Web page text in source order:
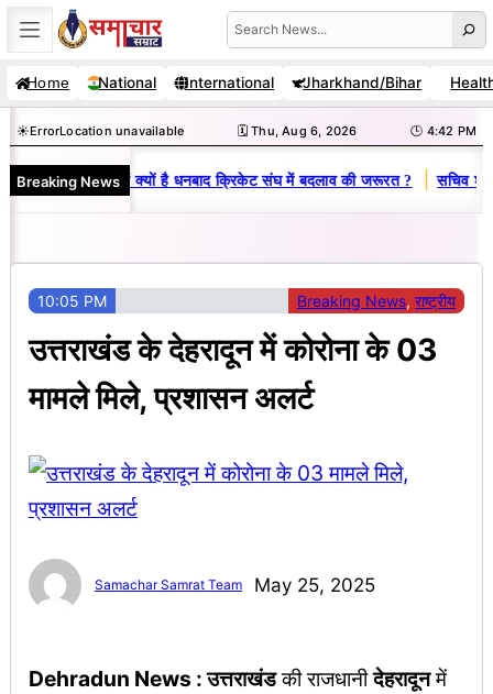
Skip
to
content
Search
Home National International Jharkhand/Bihar
☀️ErrorLocation unavailable 🗓️ Thu, Aug 6, 2026 🕒 4:42 PM
Breaking News
विनय राज : जानें क्यों है धनबाद क्रिकेट संघ में बदलाव की जरूरत ? | सचिव
10:05 PM Breaking News, राष्ट्रीय
उत्तराखंड के देहरादून में कोरोना के 03
मामले मिले, प्रशासन अलर्ट
Samachar Samrat Team May 25, 2025
Dehradun News : उत्तराखंडकी राजधानीदेहरादूनमें